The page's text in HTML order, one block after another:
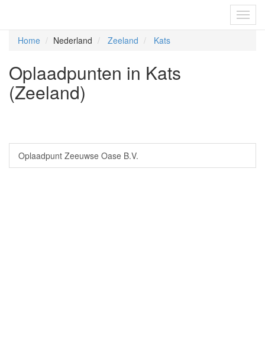
Home Nederland Zeeland Kats
Oplaadpunten in Kats
(Zeeland)
Oplaadpunt Zeeuwse Oase B.V.